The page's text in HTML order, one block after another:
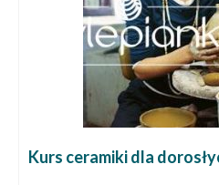
Kurs ceramiki dla